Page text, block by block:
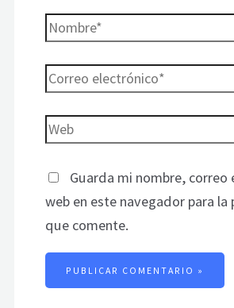
Guarda mi nombre, correo
web en este navegador para la
que comente.